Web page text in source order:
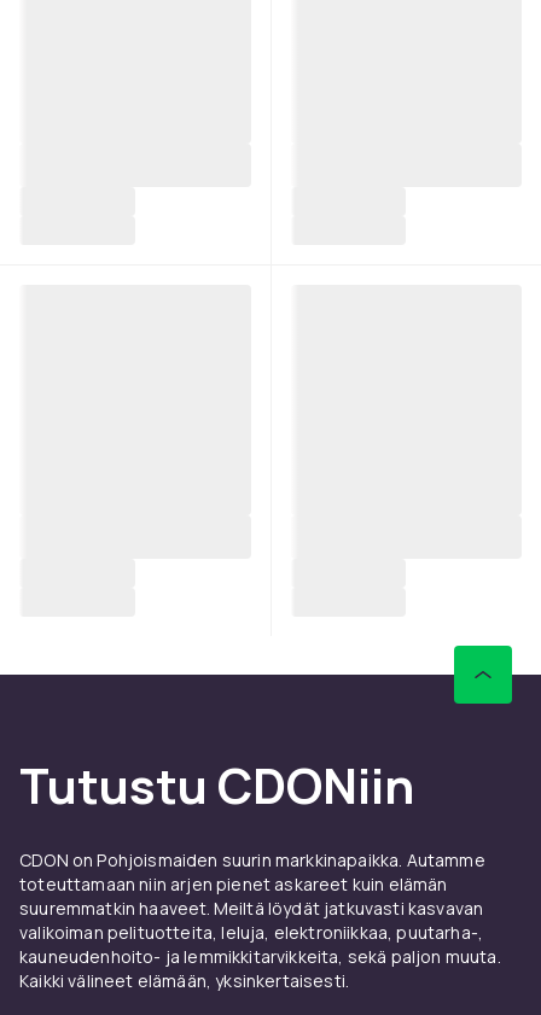
Tutustu CDONiin
CDON on Pohjoismaiden suurin markkinapaikka. Autamme
toteuttamaan niin arjen pienet askareet kuin elämän
suuremmatkin haaveet. Meiltä löydät jatkuvasti kasvavan
valikoiman pelituotteita, leluja, elektroniikkaa, puutarha-,
kauneudenhoito- ja lemmikkitarvikkeita, sekä paljon muuta.
Kaikki välineet elämään, yksinkertaisesti.